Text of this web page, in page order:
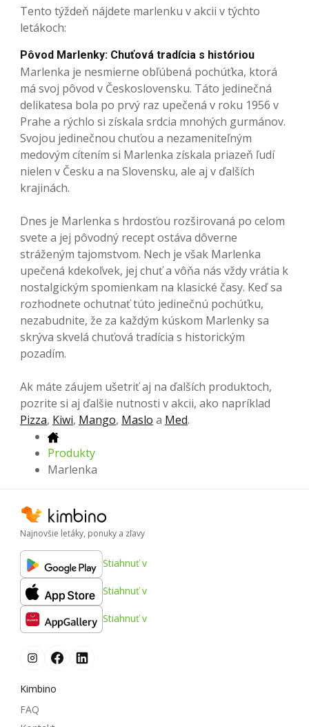
Tento týždeň nájdete marlenku v akcii v týchto
letákoch:
Pôvod Marlenky: Chuťová tradícia s históriou
Marlenka je nesmierne obľúbená pochúťka, ktorá
má svoj pôvod v Československu. Táto jedinečná
delikatesa bola po prvý raz upečená v roku 1956 v
Prahe a rýchlo si získala srdcia mnohých gurmánov.
Svojou jedinečnou chuťou a nezameniteľným
medovým cítením si Marlenka získala priazeň ľudí
nielen v Česku a na Slovensku, ale aj v ďalších
krajinách.
Dnes je Marlenka s hrdosťou rozširovaná po celom
svete a jej pôvodný recept ostáva dôverne
stráženým tajomstvom. Nech je však Marlenka
upečená kdekoľvek, jej chuť a vôňa nás vždy vrátia k
nostalgickým spomienkam na klasické časy. Keď sa
rozhodnete ochutnať túto jedinečnú pochúťku,
nezabudnite, že za každým kúskom Marlenky sa
skrýva skvelá chuťová tradícia s historickým
pozadím.
Ak máte záujem ušetriť aj na ďalších produktoch,
pozrite si aj ďalšie nutnosti v akcii, ako napríklad
Pizza, Kiwi, Mango, Maslo a Med.
Produkty
Marlenka
Najnovšie letáky, ponuky a zľavy
Stiahnuť v
Stiahnuť v
Stiahnuť v
Kimbino
FAQ